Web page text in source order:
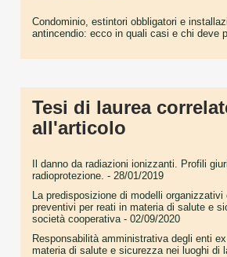
Condominio, estintori obbligatori e
antincendio: ecco in quali casi e chi deve
Tesi di laurea
all'articolo
Il danno da radiazioni ionizzanti. Profili
radioprotezione. - 28/01/2019
La predisposizione di modelli organizzativi
preventivi per reati in materia di salute e
società cooperativa - 02/09/2020
Responsabilità amministrativa degli enti
materia di salute e sicurezza nei luoghi di